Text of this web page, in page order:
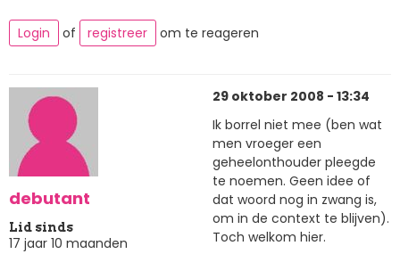
Login of registreer om te reageren
debutant
Lid sinds
17 jaar 10 maanden
29 oktober 2008 - 13:34
Ik borrel niet mee (ben wat
men vroeger een
geheelonthouder pleegde
te noemen. Geen idee of
dat woord nog in zwang is,
om in de context te blijven).
Toch welkom hier.